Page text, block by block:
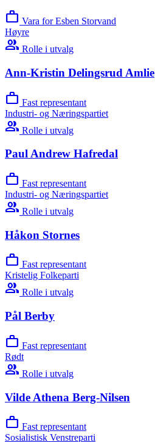
work Vara for Esben Storvand
Høyre
group Rolle i utvalg
Ann-Kristin Delingsrud Amlie
work Fast representant
Industri- og Næringspartiet
group Rolle i utvalg
Paul Andrew Hafredal
work Fast representant
Industri- og Næringspartiet
group Rolle i utvalg
Håkon Stornes
work Fast representant
Kristelig Folkeparti
group Rolle i utvalg
Pål Berby
work Fast representant
Rødt
group Rolle i utvalg
Vilde Athena Berg-Nilsen
work Fast representant
Sosialistisk Venstreparti